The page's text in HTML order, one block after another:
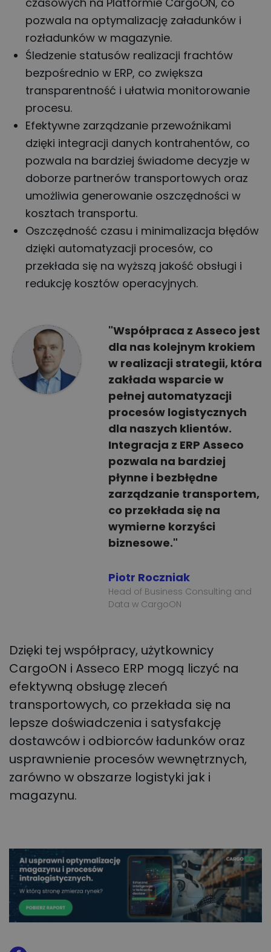
pozwala na optymalizację załadunków i
rozładunków w magazynie.
Śledzenie statusów realizacji frachtów
bezpośrednio w ERP, co zwiększa
transparentność i ułatwia monitorowanie
procesu.
Efektywne zarządzanie przewoźnikami
dzięki integracji danych kontrahentów, co
pozwala na bardziej świadome decyzje w
doborze partnerów transportowych oraz
umożliwia generowanie oszczędności w
kosztach transportu.
Oszczędność czasu i minimalizacja błędów
dzięki automatyzacji procesów, co
przekłada się na wyższą jakość obsługi i
redukcję kosztów operacyjnych.
"Współpraca z Asseco jest
dla nas kolejnym krokiem
w realizacji strategii, która
zakłada wsparcie w
pełnej automatyzacji
procesów logistycznych
dla naszych klientów.
Integracja z ERP Asseco
pozwala na bardziej
płynne i bezbłędne
zarządzanie transportem,
co przekłada się na
wymierne korzyści
biznesowe."
Piotr Roczniak
Head of Business Consulting and
Data w CargoON
Dzięki tej współpracy, użytkownicy
CargoON i Asseco ERP mogą liczyć na
efektywną obsługę zleceń
transportowych, co przekłada się na
lepsze doświadczenia i satysfakcję
dostawców i odbiorców ładunków oraz
usprawnienie procesów wewnętrznych,
zarówno w obszarze logistyki jak i
magazynu.